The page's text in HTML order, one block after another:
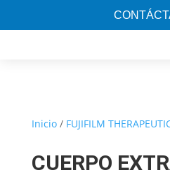
Inicio/ FUJIFILM
CUERPO